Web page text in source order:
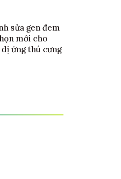
sửa gen đem
mới cho
ứng thú cưng